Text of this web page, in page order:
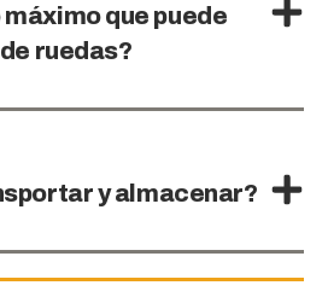
máximo que puede
ruedas?
y almacenar?